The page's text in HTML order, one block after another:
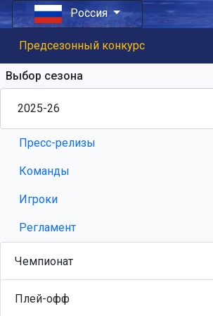
Россия
Предсезонный конкурс
Выбор сезона
Пресс-релизы
Команды
Игроки
Регламент
Чемпионат
Плей-офф